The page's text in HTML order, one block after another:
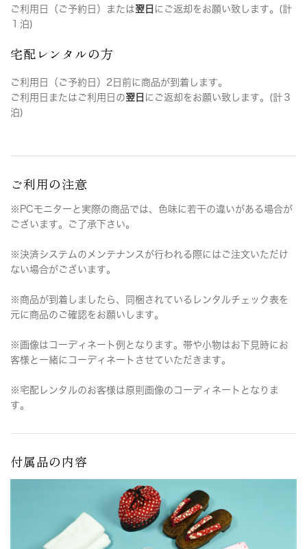
ご利用日（ご予約日）または翌日 にご返却をお願い致します。(計
１泊)
宅配レンタルの方
ご利用日（ご予約日）2日前に商品が到着します。
ご利用日またはご利用日の翌日 にご返却をお願い致します。(計３
泊)
ご利用の注意
※PCモニターと実際の商品では、色味に若干の違いがある場合が
ございます。ご了承下さい。
※決済システムのメンテナンスが行われる際にはご注文いただけ
ない場合がございます。
※商品が到着しましたら、同梱されているレンタルチェック表を
元に商品のご確認をお願いします。
※画像はコーディネート例となります。帯や小物はお下見時にお
客様と一緒にコーディネートさせていただきます。
※宅配レンタルのお客様は原則画像のコーディネートとなりま
す。
付属品の内容